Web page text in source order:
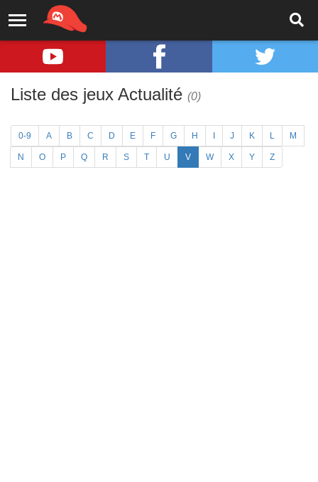
Liste des jeux Actualité (0)
0-9 A B C D E F G H J K L M
N O P Q R S T U V W X Y Z